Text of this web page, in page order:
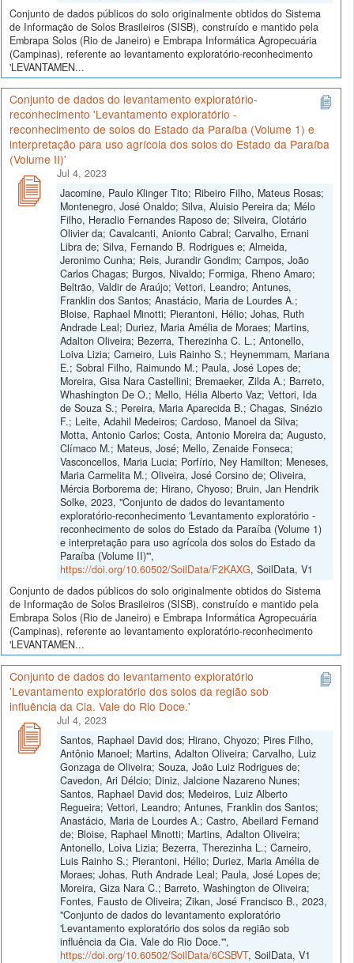
Conjunto de dados públicos do solo originalmente obtidos do Sistema
de Informação de Solos Brasileiros (SISB), construído e mantido pela
Embrapa Solos (Rio de Janeiro) e Embrapa Informática Agropecuária
(Campinas), referente ao levantamento exploratório-reconhecimento
'LEVANTAMEN...
Conjunto de dados do levantamento exploratório-
reconhecimento 'Levantamento exploratório -
reconhecimento de solos do Estado da Paraíba (Volume 1) e
interpretação para uso agrícola dos solos do Estado da Paraíba
(Volume II)'
Jul 4, 2023
Jacomine, Paulo Klinger Tito; Ribeiro Filho, Mateus Rosas;
Montenegro, José Onaldo; Silva, Aluisio Pereira da; Mélo
Filho, Heraclio Fernandes Raposo de; Silveira, Clotário
Olivier da; Cavalcanti, Anionto Cabral; Carvalho, Ernani
Libra de; Silva, Fernando B. Rodrigues e; Almeida,
Jeronimo Cunha; Reis, Jurandir Gondim; Campos, João
Carlos Chagas; Burgos, Nivaldo; Formiga, Rheno Amaro;
Beltrão, Valdir de Araújo; Vettori, Leandro; Antunes,
Franklin dos Santos; Anastácio, Maria de Lourdes A.;
Bloise, Raphael Minotti; Pierantoni, Hélio; Johas, Ruth
Andrade Leal; Duriez, Maria Amélia de Moraes; Martins,
Adalton Oliveira; Bezerra, Therezinha C. L.; Antonello,
Loiva Lizia; Carneiro, Luis Rainho S.; Heynemmam, Mariana
E.; Sobral Filho, Raimundo M.; Paula, José Lopes de;
Moreira, Gisa Nara Castellini; Bremaeker, Zilda A.; Barreto,
Whashington De O.; Mello, Hélia Alberto Vaz; Vettori, Ida
de Souza S.; Pereira, Maria Aparecida B.; Chagas, Sinézio
F.; Leite, Adahil Medeiros; Cardoso, Manoel da Silva;
Motta, Antonio Carlos; Costa, Antonio Moreira da; Augusto,
Clímaco M.; Mateus, José; Mello, Zenaide Fonseca;
Vasconcellos, Maria Lucia; Porfírio, Ney Hamilton; Meneses,
Maria Carmelita M.; Oliveira, José Corsino de; Oliveira,
Mércia Borborema de; Hirano, Chyoso; Bruin, Jan Hendrik
Solke, 2023, "Conjunto de dados do levantamento
exploratório-reconhecimento 'Levantamento exploratório -
reconhecimento de solos do Estado da Paraíba (Volume 1)
e interpretação para uso agrícola dos solos do Estado da
Paraíba (Volume II)'",
https://doi.org/10.60502/SoilData/F2KAXG, SoilData, V1
Conjunto de dados públicos do solo originalmente obtidos do Sistema
de Informação de Solos Brasileiros (SISB), construído e mantido pela
Embrapa Solos (Rio de Janeiro) e Embrapa Informática Agropecuária
(Campinas), referente ao levantamento exploratório-reconhecimento
'LEVANTAMEN...
Conjunto de dados do levantamento exploratório
'Levantamento exploratório dos solos da região sob
influência da Cia. Vale do Rio Doce.'
Jul 4, 2023
Santos, Raphael David dos; Hirano, Chyozo; Pires Filho,
Antônio Manoel; Martins, Adalton Oliveira; Carvalho, Luiz
Gonzaga de Oliveira; Souza, João Luiz Rodrigues de;
Cavedon, Ari Délcio; Diniz, Jalcione Nazareno Nunes;
Santos, Raphael David dos; Medeiros, Luiz Alberto
Regueira; Vettori, Leandro; Antunes, Franklin dos Santos;
Anastácio, Maria de Lourdes A.; Castro, Abeilard Fernand
de; Bloise, Raphael Minotti; Martins, Adalton Oliveira;
Antonello, Loiva Lizia; Bezerra, Therezinha L.; Carneiro,
Luis Rainho S.; Pierantoni, Hélio; Duriez, Maria Amélia de
Moraes; Johas, Ruth Andrade Leal; Paula, José Lopes de;
Moreira, Giza Nara C.; Barreto, Washington de Oliveira;
Fontes, Fausto de Oliveira; Zikan, José Francisco B., 2023,
"Conjunto de dados do levantamento exploratório
'Levantamento exploratório dos solos da região sob
influência da Cia. Vale do Rio Doce.'",
https://doi.org/10.60502/SoilData/6CSBVT, SoilData, V1